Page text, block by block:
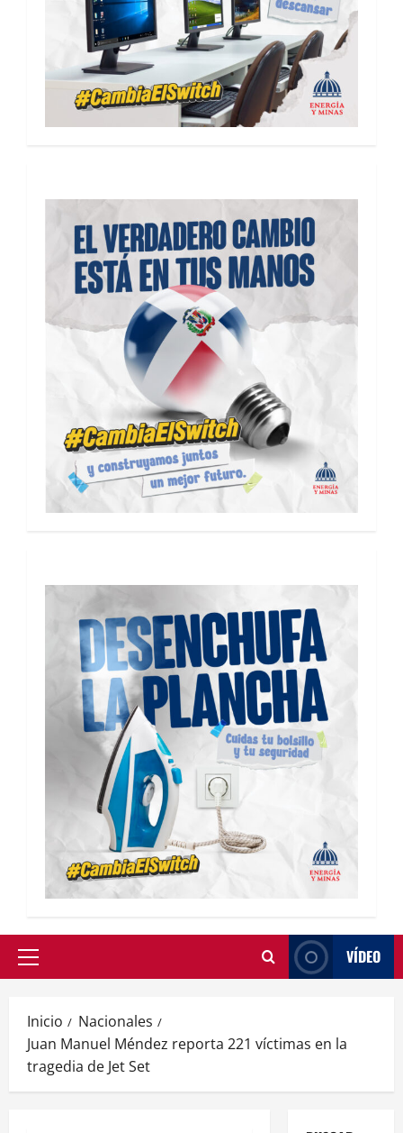
VÍDEO
Inicio
Nacionales
Juan Manuel Méndez reporta 221 víctimas en la
tragedia de Jet Set